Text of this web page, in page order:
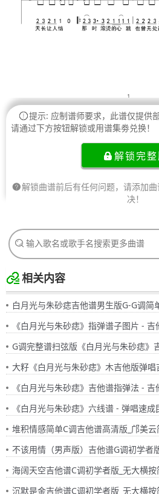
提示: 应制谱师要求，此谱仅提供
请通过下方按钮解锁或用谱集劵兑换！
解锁完整
解锁曲谱前后有任何问题，请添加
决！
相关内容
白月光与朱砂痣吉他谱男生版G-G调简单版_大籽六线
《白月光与朱砂痣》指弹谱子图片 - 吉他谱 选用G调指
G调完整谱扫弦版《白月光与朱砂痣》吉他谱 - 国
大籽《白月光与朱砂痣》木吉他版弹唱吉他谱 - 原调C调 -
《白月光与朱砂痣》吉他谱指弹法 - 吉他谱 选用G调指
《白月光与朱砂痣》六线谱 - 弹唱速成民谣吉他谱高清版 -
堆积情感简单C调吉他谱高清版_邝美云简易弹唱版
不该用情（男声版）吉他谱G调初学者版_无大横按
海阔天空吉他谱C调初学者版_无大横按简
沉默是金吉他谱C调初学者版_无大横按简单